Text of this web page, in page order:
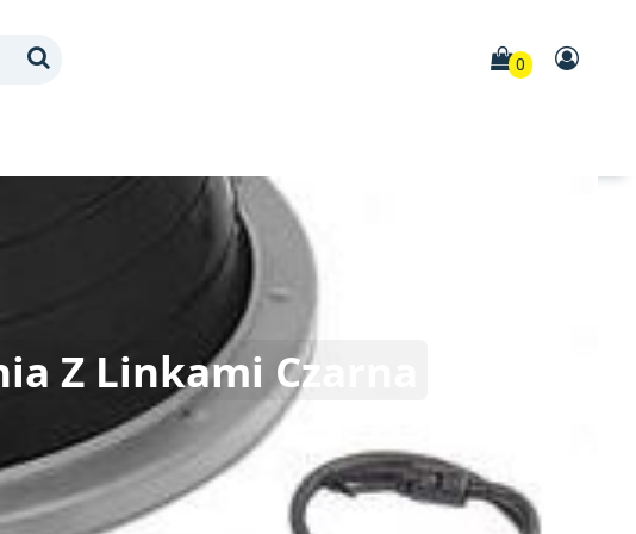
0
Z Linkami Czarna